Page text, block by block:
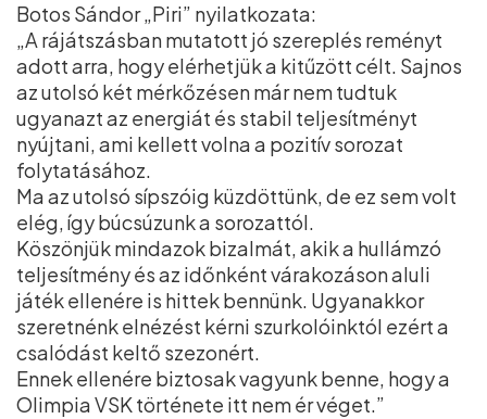
Botos Sándor „Piri” nyilatkozata:
„A rájátszásban mutatott jó szereplés reményt
adott arra, hogy elérhetjük a kitűzött célt. Sajnos
az utolsó két mérkőzésen már nem tudtuk
ugyanazt az energiát és stabil teljesítményt
nyújtani, ami kellett volna a pozitív sorozat
folytatásához.
Ma az utolsó sípszóig küzdöttünk, de ez sem volt
elég, így búcsúzunk a sorozattól.
Köszönjük mindazok bizalmát, akik a hullámzó
teljesítmény és az időnként várakozáson aluli
játék ellenére is hittek bennünk. Ugyanakkor
szeretnénk elnézést kérni szurkolóinktól ezért a
csalódást keltő szezonért.
Ennek ellenére biztosak vagyunk benne, hogy a
Olimpia VSK története itt nem ér véget.”